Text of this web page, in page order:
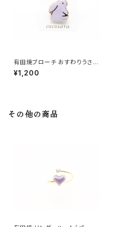
有田焼ブローチ おすわりうさぎ
（紫）
¥1,200
その他の商品